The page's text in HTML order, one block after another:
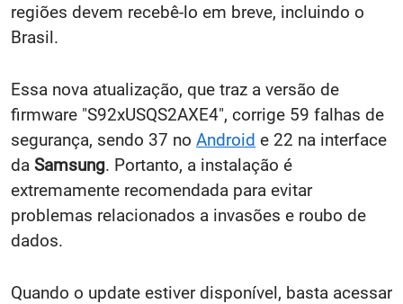
regiões devem recebê-lo em breve, incluindo o
Brasil.
Essa nova atualização, que traz a versão de
firmware "S92xUSQS2AXE4", corrige 59 falhas de
segurança, sendo 37 no Android e 22 na interface
da Samsung. Portanto, a instalação é
extremamente recomendada para evitar
problemas relacionados a invasões e roubo de
dados.
Quando o update estiver disponível, basta acessar